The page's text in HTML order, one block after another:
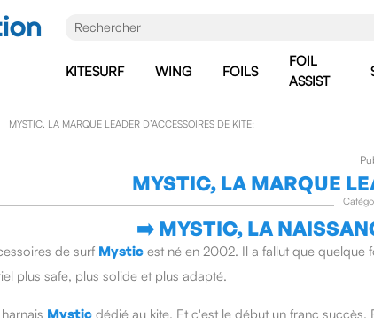
KITESURF WING FOILS
FOIL
ASSIST
MYSTIC, LA MARQUE LEADER D’ACCESSOIRES DE KITE:
MYSTIC, LA MARQUE
➡️ MYSTIC, LA
de surf Mystic est né en 2002. Il a fallut que quelque
plus safe, plus solide et plus adapté.
Mystic dédié au kite. Et c'est le début un franc succès.